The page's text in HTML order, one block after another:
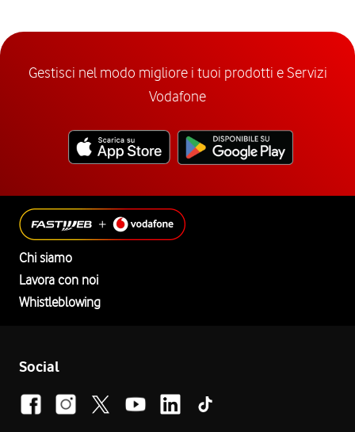
Gestisci nel modo migliore i tuoi prodotti e Servizi
Vodafone
Chi siamo
Lavora con noi
Whistleblowing
Social